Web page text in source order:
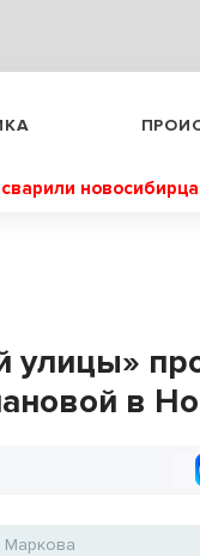
улицы»
в
Маркова